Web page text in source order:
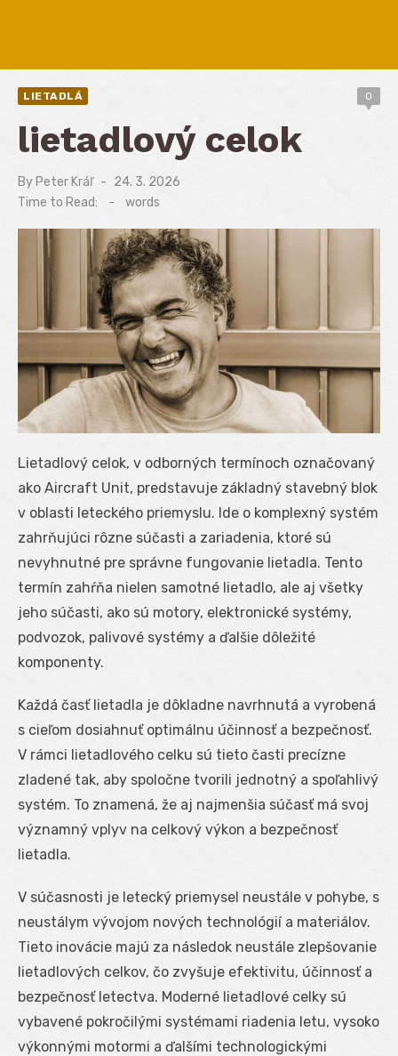
LIETADLÁ 0
lietadlový celok
By Peter Kráľ
Posted
on
24. 3. 2026
Time to Read:
- words
Lietadlový celok, v odborných termínoch označovaný
ako Aircraft Unit, predstavuje základný stavebný blok
v oblasti leteckého priemyslu. Ide o komplexný systém
zahrňujúci rôzne súčasti a zariadenia, ktoré sú
nevyhnutné pre správne fungovanie lietadla. Tento
termín zahŕňa nielen samotné lietadlo, ale aj všetky
jeho súčasti, ako sú motory, elektronické systémy,
podvozok, palivové systémy a ďalšie dôležité
komponenty.
Každá časť lietadla je dôkladne navrhnutá a vyrobená
s cieľom dosiahnuť optimálnu účinnosť a bezpečnosť.
V rámci lietadlového celku sú tieto časti precízne
zladené tak, aby spoločne tvorili jednotný a spoľahlivý
systém. To znamená, že aj najmenšia súčasť má svoj
významný vplyv na celkový výkon a bezpečnosť
lietadla.
V súčasnosti je letecký priemysel neustále v pohybe, s
neustálym vývojom nových technológií a materiálov.
Tieto inovácie majú za následok neustále zlepšovanie
lietadlových celkov, čo zvyšuje efektivitu, účinnosť a
bezpečnosť letectva. Moderné lietadlové celky sú
vybavené pokročilými systémami riadenia letu, vysoko
výkonnými motormi a ďalšími technologickými